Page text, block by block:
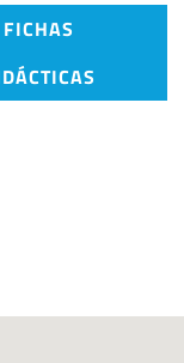
FICHAS